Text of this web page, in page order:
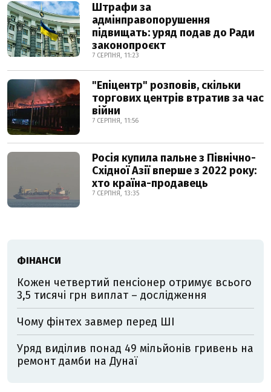
Штрафи за
адмінправопорушення
підвищать: уряд подав до Ради
законопроєкт
7 СЕРПНЯ, 11:23
"Епіцентр" розповів, скільки
торгових центрів втратив за час
війни
7 СЕРПНЯ, 11:56
Росія купила пальне з Північно-
Східної Азії вперше з 2022 року:
хто країна-продавець
7 СЕРПНЯ, 13:35
ФІНАНСИ
Кожен четвертий пенсіонер отримує всього
3,5 тисячі грн виплат – дослідження
Чому фінтех завмер перед ШІ
Уряд виділив понад 49 мільйонів гривень на
ремонт дамби на Дунаї